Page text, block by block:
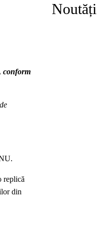
conform
replică
din
Noutăți